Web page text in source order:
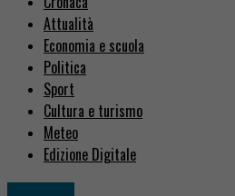
Attualità
Economia e scuola
Politica
Sport
Cultura e turismo
Meteo
Edizione Digitale